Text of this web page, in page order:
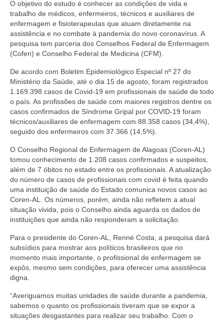
Eleições Triênio 2027-2029
Eleições 2023
Eleições Anteriores
Editais e licitação
Eleições
Fiscalização
Responsabilidade Técnica
Legislações
Decisões
Portarias
Desagravo Público
Processos Éticos
Censura Pública
Suspensão do Exercício Profissional
O objetivo do estudo é conhecer as condições de vida e
trabalho de médicos, enfermeiros, técnicos e auxiliares de
enfermagem e fisioterapeutas que atuam diretamente na
assistência e no combate à pandemia do novo coronavírus. A
pesquisa tem parceria dos Conselhos Federal de Enfermagem
(Cofen) e Conselho Federal de Medicina (CFM).
De acordo com Boletim Epidemiológico Especial nº 27 do
Ministério da Saúde, até o dia 15 de agosto, foram registrados
1.169.398 casos de Covid-19 em profissionais de saúde de todo
o país. As profissões de saúde com maiores registros dentre os
casos confirmados de Síndrome Gripal por COVID-19 foram
técnicos/auxiliares de enfermagem com 88.358 casos (34,4%),
seguido dos enfermeiros com 37.366 (14,5%).
O Conselho Regional de Enfermagem de Alagoas (Coren-AL)
tomou conhecimento de 1.208 casos confirmados e suspeitos,
além de 7 óbitos no estado entre os profissionais. A atualização
do número de casos de profissionais com covid é feita quando
uma instituição de saúde do Estado comunica novos casos ao
Coren-AL. Os números, porém, ainda não refletem a atual
situação vivida, pois o Conselho ainda aguarda os dados de
instituições que ainda não responderam a solicitação.
Para o presidente do Coren-AL, Renné Costa, a pesquisa dará
subsídios para mostrar aos políticos brasileiros que no
momento mais importante, o profissional de enfermagem se
expôs, mesmo sem condições, para oferecer uma assistência
digna.
“Averiguamos muitas unidades de saúde durante a pandemia,
sabemos o quanto os profissionais tiveram que se expor a
situações desgastantes para realizar seu trabalho. Com o